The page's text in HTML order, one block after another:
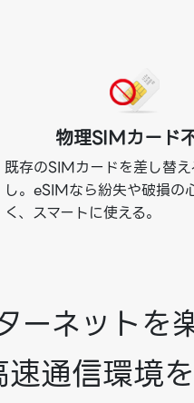
物理SIMカード
既存のSIMカードを差し替
し。eSIMなら紛失や破損の
く、スマートに使える。
ーネットを
通信環境